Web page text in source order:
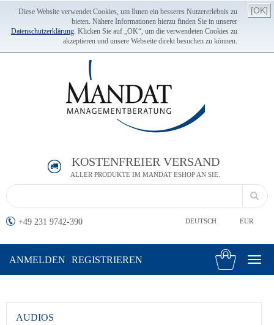
Diese Website verwendet Cookies, um Ihnen ein besseres Nutzererlebnis zu
bieten. Nähere Informationen hierzu finden Sie in unserer
Datenschutzerklärung. Klicken Sie auf „OK“, um die verwendeten Cookies zu
akzeptieren und unsere Webseite direkt besuchen zu können.
[OK]
KOSTENFREIER VERSAND
ALLER PRODUKTE IM MANDAT ESHOP AN SIE.
+49 231 9742-390 DEUTSCH EUR
ANMELDEN REGISTRIEREN
AUDIOS